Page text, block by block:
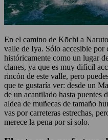
En el camino de Kōchi a
valle de Iya. Sólo accesible por
históricamente como un lugar
clanes, ya que es muy difícil
rincón de este valle, pero
que te gustaría ver: desde un
de un acantilado hasta puentes
aldea de muñecas de tamaño
vas por carreteras estrechas,
merece la pena por sí solo.